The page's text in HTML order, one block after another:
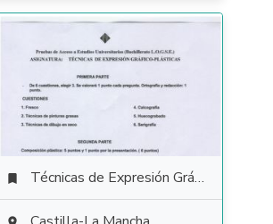
 Técnicas de Expresión Gráfico Plástica